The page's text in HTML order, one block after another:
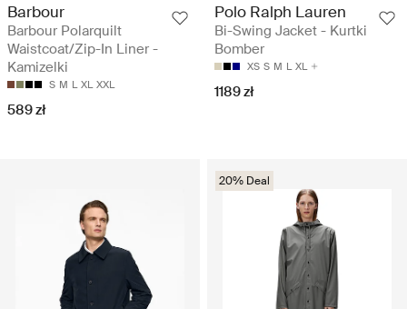
Barbour
Barbour Polarquilt
Waistcoat/Zip-In Liner -
Kamizelki
S M L XL XXL
589 zł
Polo Ralph Lauren
Bi-Swing Jacket - Kurtki
Bomber
XS S M L XL
1189 zł
20% Deal